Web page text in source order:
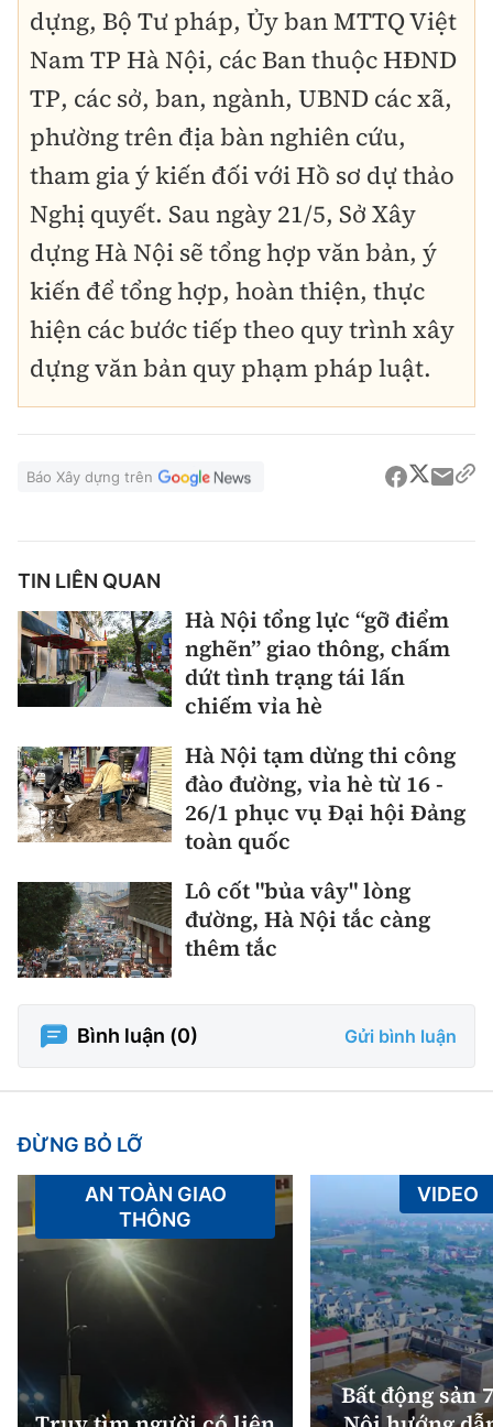
dựng, Bộ Tư pháp, Ủy ban MTTQ Việt
Nam TP Hà Nội, các Ban thuộc HĐND
TP, các sở, ban, ngành, UBND các xã,
phường trên địa bàn nghiên cứu,
tham gia ý kiến đối với Hồ sơ dự thảo
Nghị quyết. Sau ngày 21/5, Sở Xây
dựng Hà Nội sẽ tổng hợp văn bản, ý
kiến để tổng hợp, hoàn thiện, thực
hiện các bước tiếp theo quy trình xây
dựng văn bản quy phạm pháp luật.
Báo Xây dựng trên
TIN LIÊN QUAN
Hà Nội tổng lực “gỡ điểm
nghẽn” giao thông, chấm
dứt tình trạng tái lấn
chiếm vỉa hè
Hà Nội tạm dừng thi công
đào đường, vỉa hè từ 16 -
26/1 phục vụ Đại hội Đảng
toàn quốc
Lô cốt "bủa vây" lòng
đường, Hà Nội tắc càng
thêm tắc
Bình luận (0) Gửi bình luận
ĐỪNG BỎ LỠ
AN TOÀN GIAO
THÔNG
Bất động sản
VIDEO